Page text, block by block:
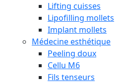
Lifting cuisses
Lipofilling mollets
Implant mollets
Médecine esthétique
Peeling doux
Cellu M6
Fils tenseurs